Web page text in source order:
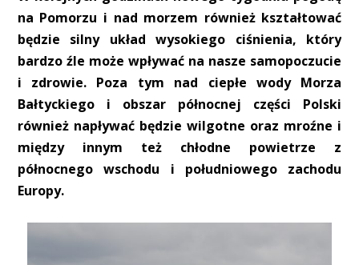
na Pomorzu i nad morzem również kształtować
będzie silny układ wysokiego ciśnienia, który
bardzo źle może wpływać na nasze samopoczucie
i zdrowie. Poza tym nad ciepłe wody Morza
Bałtyckiego i obszar północnej części Polski
również napływać będzie wilgotne oraz mroźne i
między innym też chłodne powietrze z
północnego wschodu i południowego zachodu
Europy.